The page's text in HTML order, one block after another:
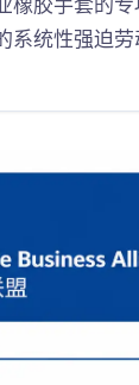
橡胶手套的
系统性强迫劳